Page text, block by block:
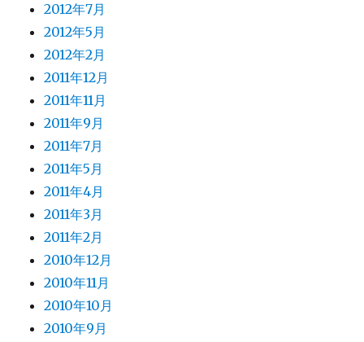
2012年7月
2012年5月
2012年2月
2011年12月
2011年11月
2011年9月
2011年7月
2011年5月
2011年4月
2011年3月
2011年2月
2010年12月
2010年11月
2010年10月
2010年9月